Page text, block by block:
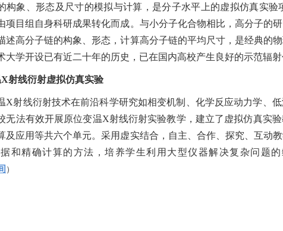
构象、形态及尺寸的模拟与计算，是分子水平上的虚拟仿真实验
项目组自身科研成果转化而成。与小分子化合物相比，高分子的
述高分子链的构象、形态，计算高分子链的平均尺寸，是经典的
大学开设已有近二十年的历史，已在国内高校产生良好的示范辐
X射线衍射虚拟仿真实验
X射线衍射技术在前沿科学研究如相变机制、化学反应动力学、
无法有效开展原位变温X射线衍射实验教学，建立了虚拟仿真实
及应用等共六个单元。采用虚实结合，自主、合作、探究、互动
和精确计算的方法，培养学生利用大型仪器解决复杂问题
）